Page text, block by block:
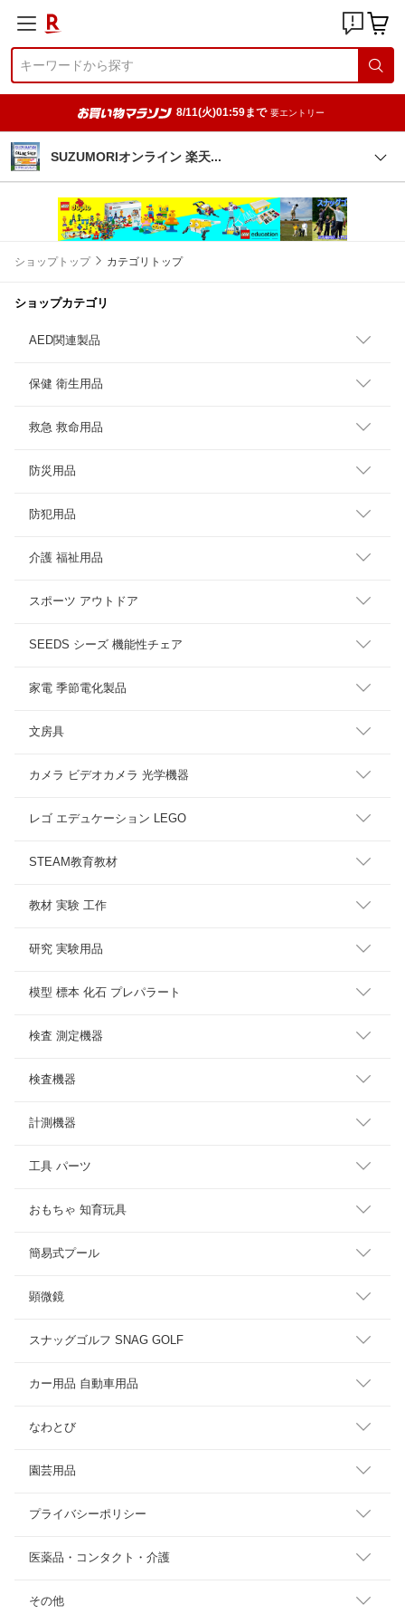
8/11(火)01:59まで 要エントリー
SUZUMORIオンライン 楽天
ショップトップ カテゴリトップ
ショップカテゴリ
AED関連製品
保健 衛生用品
救急 救命用品
防災用品
防犯用品
介護 福祉用品
スポーツ アウトドア
SEEDS シーズ 機能性チェア
家電 季節電化製品
文房具
カメラ ビデオカメラ 光学機器
レゴ エデュケーション LEGO
STEAM教育教材
教材 実験 工作
研究 実験用品
模型 標本 化石 プレパラート
検査 測定機器
検査機器
計測機器
工具 パーツ
おもちゃ 知育玩具
簡易式プール
顕微鏡
スナッグゴルフ SNAG GOLF
カー用品 自動車用品
なわとび
園芸用品
プライバシーポリシー
医薬品・コンタクト・介護
その他